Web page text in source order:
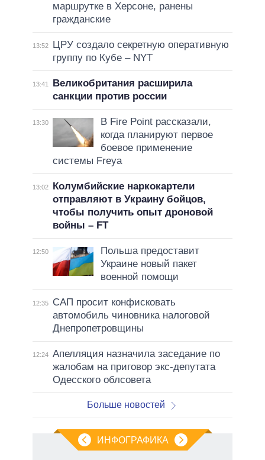
маршрутке в Херсоне, ранены
гражданские
13:52
ЦРУ создало секретную оперативную
группу по Кубе – NYT
13:41
Великобритания расширила
санкции против россии
13:30
В Fire Point рассказали,
когда планируют первое
боевое применение
системы Freya
13:02
Колумбийские наркокартели
отправляют в Украину бойцов,
чтобы получить опыт дроновой
войны – FT
12:50
Польша предоставит
Украине новый пакет
военной помощи
12:35
САП просит конфисковать
автомобиль чиновника налоговой
Днепропетровщины
12:24 Апелляция назначила заседание по
жалобам на приговор экс-депутата
Одесского облсовета
Больше новостей
ИНФОГРАФИКА